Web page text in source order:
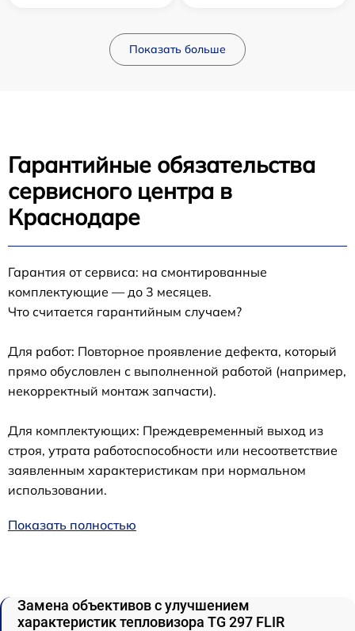
Показать больше
Гарантийные обязательства
сервисного центра в
Краснодаре
Гарантия от сервиса: на смонтированные
комплектующие — до 3 месяцев.
Что считается гарантийным случаем?
Для работ: Повторное проявление дефекта, который
прямо обусловлен с выполненной работой (например,
некорректный монтаж запчасти).
Для комплектующих: Преждевременный выход из
строя, утрата работоспособности или несоответствие
заявленным характеристикам при нормальном
использовании.
Показать полностью
Замена объективов с улучшением
характеристик тепловизора TG 297 FLIR